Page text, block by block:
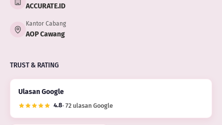
ACCURATE.ID
Kantor Cabang
AOP Cawang
TRUST & RATING
Ulasan Google
4.8· 72 ulasan Google